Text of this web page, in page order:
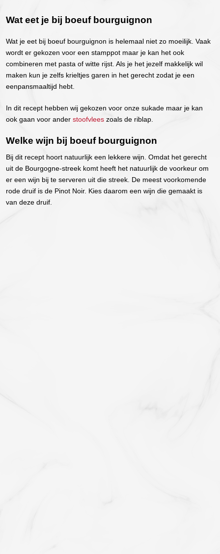
Wat eet je bij boeuf bourguignon
Wat je eet bij boeuf bourguignon is helemaal niet zo moeilijk. Vaak
wordt er gekozen voor een stamppot maar je kan het ook
combineren met pasta of witte rijst. Als je het jezelf makkelijk wil
maken kun je zelfs krieltjes garen in het gerecht zodat je een
eenpansmaaltijd hebt.
In dit recept hebben wij gekozen voor onze sukade maar je kan
ook gaan voor ander stoofvlees zoals de riblap.
Welke wijn bij boeuf bourguignon
Bij dit recept hoort natuurlijk een lekkere wijn. Omdat het gerecht
uit de Bourgogne-streek komt heeft het natuurlijk de voorkeur om
er een wijn bij te serveren uit die streek. De meest voorkomende
rode druif is de Pinot Noir. Kies daarom een wijn die gemaakt is
van deze druif.